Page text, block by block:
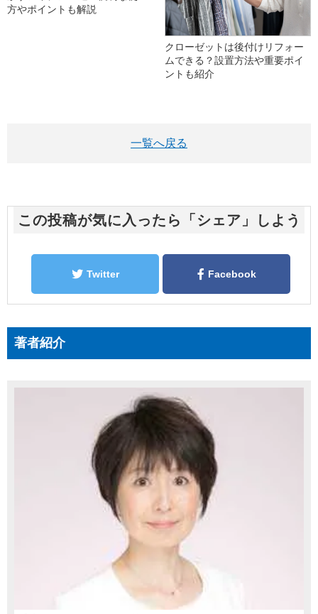
方やポイントも解説
クローゼットは後付けリフォー
ムできる？設置方法や重要ポイ
ントも紹介
一覧へ戻る
この投稿が気に入ったら「シェア」しよう
Twitter Facebook
著者紹介